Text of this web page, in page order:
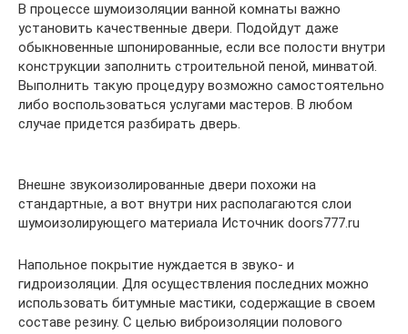
В процессе шумоизоляции ванной комнаты важно
установить качественные двери. Подойдут даже
обыкновенные шпонированные, если все полости внутри
конструкции заполнить строительной пеной, минватой.
Выполнить такую процедуру возможно самостоятельно
либо воспользоваться услугами мастеров. В любом
случае придется разбирать дверь.
Внешне звукоизолированные двери похожи на
стандартные, а вот внутри них располагаются слои
шумоизолирующего материала Источник doors777.ru
Напольное покрытие нуждается в звуко- и
гидроизоляции. Для осуществления последних можно
использовать битумные мастики, содержащие в своем
составе резину. С целью виброизоляции полового